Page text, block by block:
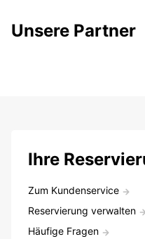
Unsere Partner
Ihre
Zum Kundenservice
Reservierung verwalten
Häufige Fragen